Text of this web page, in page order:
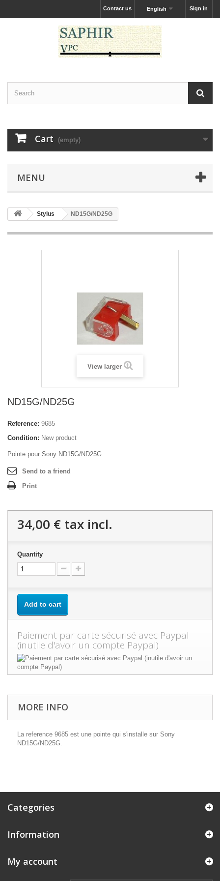
Sign in
English
Contact us
Cart (empty)
MENU
Stylus ND15G/ND25G
View larger
ND15G/ND25G
Reference: 9685
Condition: New product
Pointe pour Sony ND15G/ND25G
Send to a friend
Print
34,00 € tax incl.
Quantity
Add to cart
Paiement par carte sécurisé avec Paypal
(inutile d'avoir un compte Paypal)
MORE INFO
La reference 9685 est une pointe qui s'installe sur Sony
ND15G/ND25G.
Categories
Information
My account